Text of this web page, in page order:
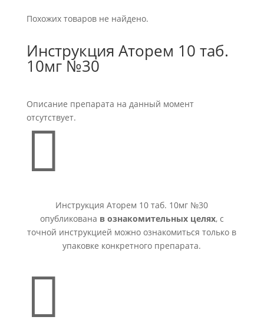
Похожих товаров не найдено.
Инструкция Аторем 10 таб.
10мг №30
Описание препарата на данный момент
отсутствует.

Инструкция Аторем 10 таб. 10мг №30
опубликована в ознакомительных целях, с
точной инструкцией можно ознакомиться только в
упаковке конкретного препарата.
